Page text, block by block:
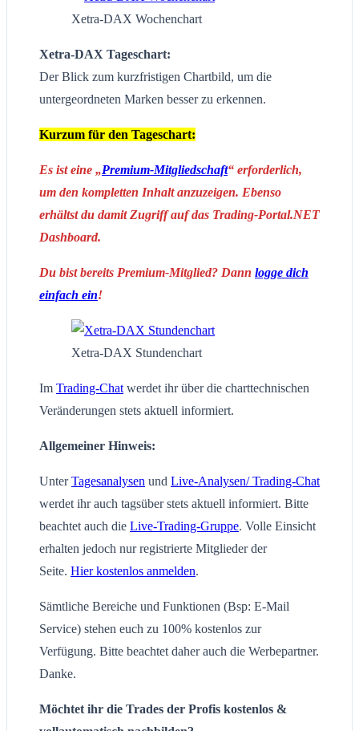
Xetra-DAX Wochenchart
Xetra-DAX Tageschart:
Der Blick zum kurzfristigen Chartbild, um die
untergeordneten Marken besser zu erkennen.
Kurzum für den Tageschart:
Es ist eine „Premium-Mitgliedschaft“ erforderlich,
um den kompletten Inhalt anzuzeigen. Ebenso
erhältst du damit Zugriff auf das Trading-Portal.NET
Dashboard.
Du bist bereits Premium-Mitglied? Dann logge dich
einfach ein!
Xetra-DAX Stundenchart
Im Trading-Chat werdet ihr über die charttechnischen
Veränderungen stets aktuell informiert.
Allgemeiner Hinweis:
UnterTagesanalysen und Live-Analysen/ Trading-Chat
werdet ihr auch tagsüber stets aktuell informiert. Bitte
beachtet auch die Live-Trading-Gruppe. Volle Einsicht
erhalten jedoch nur registrierte Mitglieder der
Seite. Hier kostenlos anmelden.
Sämtliche Bereiche und Funktionen (Bsp: E-Mail
Service) stehen euch zu 100% kostenlos zur
Verfügung. Bitte beachtet daher auch die Werbepartner.
Danke.
Möchtet ihr die Trades der Profis kostenlos &